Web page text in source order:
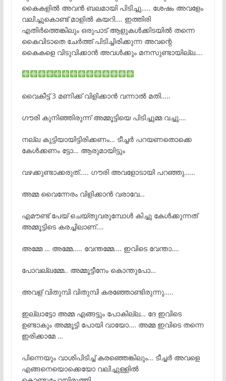
കൈകളിൽ അവൻ ബലമായി പിടിച്ചു….. ശേഷം അവളേം
വലിച്ചുകൊണ്ട് മാളിൽ കയറി…. ഇത്തിരി
എതിർത്തെങ്കിലും ഒരുപാട് ആളുകൾക്കിടയിൽ തന്നെ
കൈവിടാതെ ചേർത്ത് പിടിച്ചിരിക്കുന്ന അവന്റെ
കൈകളെ വിടുവിക്കാൻ അവൾക്കും മനസുണ്ടായില്ല….
വൈകീട്ട് 3 മണിക്ക് വിളിക്കാൻ വന്നാൽ മതി…..
ഗൗരി കുനിഞ്ഞിരുന്ന് അമ്മൂട്ടിയെ പിടിച്ചുമ്മ വച്ചു….
നല്ല കുട്ടിയായിട്ടിരിക്കണം… ടീച്ചർ പറയണതൊക്കെ
കേൾക്കണം ട്ടോ… ആരുമായിട്ടും
വഴക്കുണ്ടാക്കരുത്….. ഗൗരി അവളോടായി പറഞ്ഞു……
അമ്മ വൈന്നേരം വിളിക്കാൻ വരാവേ…
എമൗണ്ട് പേയ് ചെയ്തുവരുമ്പോൾ കിച്ചു കേൾക്കുന്നത്
അമ്മൂട്ടിടെ കരച്ചിലാണ്….
അമ്മേ … അമ്മേ….. വേന്തമ്മേ…. ഇവിടെ വേന്താ….
പോവല്ലമ്മേ.. അമ്മൂട്ടീനേം കൊന്തുപോ…
അവള് വിതുമ്പി വിതുമ്പി കരഞ്ഞോണ്ടിരുന്നു…..
ഇല്ലാട്ടോ അമ്മ എങ്ങട്ടും പോകില്ല… ദേ ഇവിടെ
ഉണ്ടാകും അമ്മൂട്ടി പോയി വായോ…. അമ്മ ഇവിടെ തന്നെ
ഇരിക്കാമേ …
പിന്നെയും വാശിപിടിച്ച് കരഞ്ഞെങ്കിലും… ടീച്ചർ അവളെ
എങ്ങനെയൊക്കെയോ വലിച്ചുള്ളിൽ